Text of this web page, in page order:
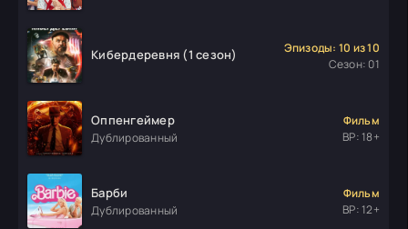
Кибердеревня (1 сезон)
Эпизоды: 10 из 10
Сезон: 01
Оппенгеймер
Дублированный
Фильм
ВР: 18+
Барби
Дублированный
Фильм
ВР: 12+